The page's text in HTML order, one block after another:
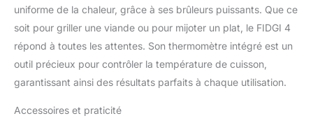
avec thermomètre
intégré. Dimensions :
Barbecue : L 133 × l 57 ×
H 112cm - Surface de
cuisson : L 70 × l 42cm -
Matières : Chariot : métal
uniforme de la chaleur, grâce à ses brûleurs puissants. Que ce
soit pour griller une viande ou pour mijoter un plat, le FIDGI 4
répond à toutes les attentes. Son thermomètre intégré est un
outil précieux pour contrôler la température de cuisson,
garantissant ainsi des résultats parfaits à chaque utilisation.
Accessoires et praticité